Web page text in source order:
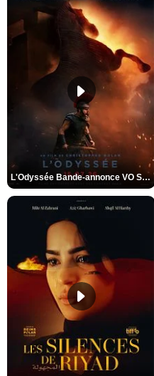
L'Odyssée Bande-annonce VO STFR